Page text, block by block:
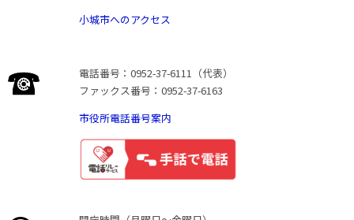
小城市へのアクセス
電話番号：0952-37-6111（代表）
ファックス番号：0952-37-6163
市役所電話番号案内